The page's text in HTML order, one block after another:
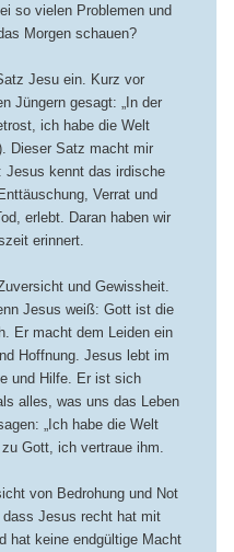
so vielen Problemen und
Morgen schauen?
Jesu ein. Kurz vor
Jüngern gesagt: „In der
ich habe die Welt
Dieser Satz macht mir
Jesus kennt das irdische
Verrat und
erlebt. Daran haben wir
erinnert.
und Gewissheit.
Jesus weiß: Gott ist die
Er macht dem Leiden ein
Hoffnung. Jesus lebt im
und Hilfe. Er ist sich
alles, was uns das Leben
„Ich habe die Welt
Gott, ich vertraue ihm.
von Bedrohung und Not
Jesus recht hat mit
hat keine endgültige Macht